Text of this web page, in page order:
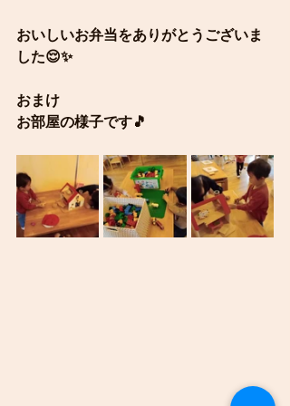
おいしいお弁当をありがとうございま
した😌✨
おまけ
お部屋の様子です🎵